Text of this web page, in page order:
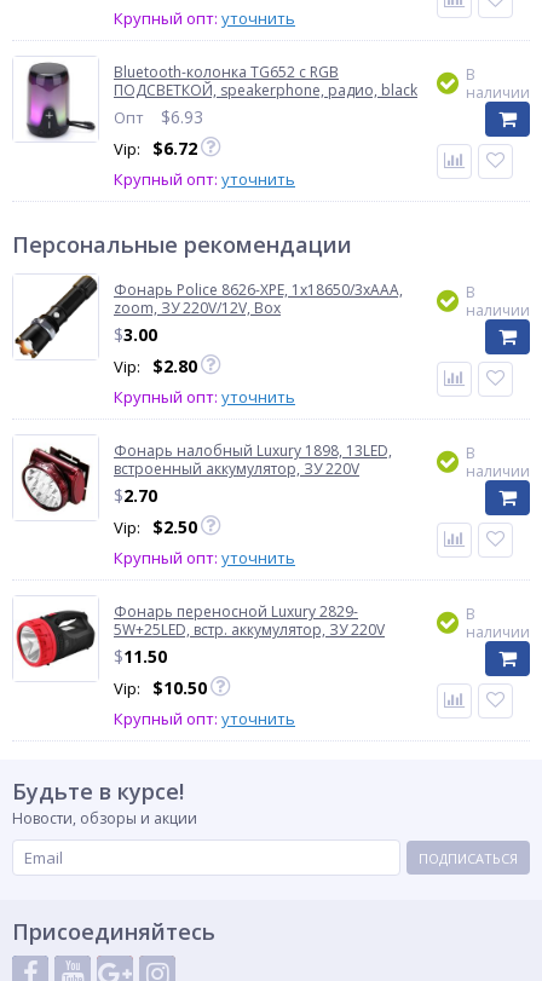
Крупный опт: уточнить
Bluetooth-колонка TG652 с RGB
ПОДСВЕТКОЙ, speakerphone, радио, black
Опт $6.93
Vip: $6.72
Крупный опт: уточнить
В
наличии
Персональные рекомендации
Фонарь Police 8626-XPE, 1х18650/3xAAA,
zoom, ЗУ 220V/12V, Box
$3.00
Vip: $2.80
Крупный опт: уточнить
В
наличии
Фонарь налобный Luxury 1898, 13LED,
встроенный аккумулятор, ЗУ 220V
$2.70
Vip: $2.50
Крупный опт: уточнить
В
наличии
Фонарь переносной Luxury 2829-
5W+25LED, встр. аккумулятор, ЗУ 220V
$11.50
Vip: $10.50
Крупный опт: уточнить
В
наличии
Будьте в курсе!
Новости, обзоры и акции
ПОДПИСАТЬСЯ
Присоединяйтесь